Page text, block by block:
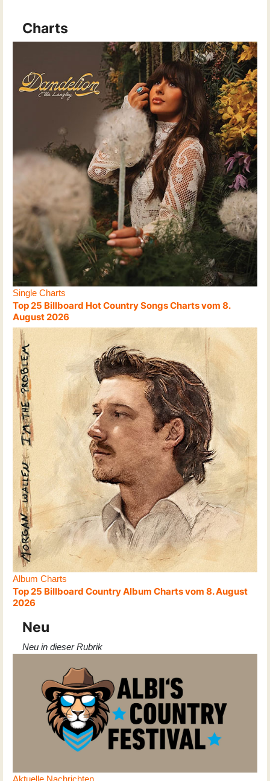
Charts
Single Charts
Top 25 Billboard Hot Country Songs Charts vom 8.
August 2026
Album Charts
Top 25 Billboard Country Album Charts vom 8. August
2026
Neu
Neu in dieser Rubrik
Aktuelle Nachrichten